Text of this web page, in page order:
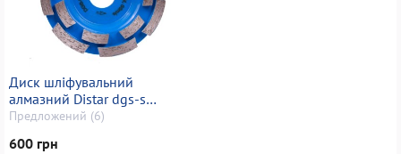
Диск шліфувальний
алмазний Distar dgs-s
100/22,23 beton
Предложений (6)
600 грн